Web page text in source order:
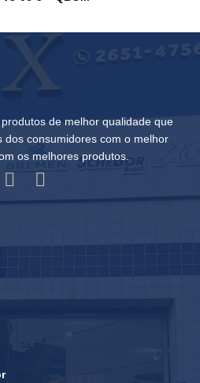
de melhor qualidade que
dos consumidores com o melhor
os melhores produtos.